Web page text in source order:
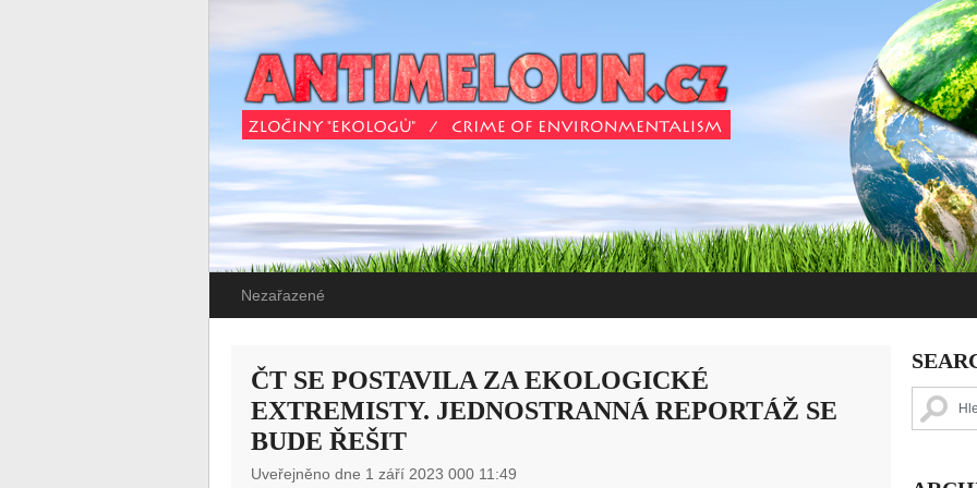
Nezařazené
ČT SE POSTAVILA ZA EKOLOGICKÉ
EXTREMISTY. JEDNOSTRANNÁ REPORTÁŽ SE
BUDE ŘEŠIT
Uveřejněno dne 1 září 2023 000 11:49